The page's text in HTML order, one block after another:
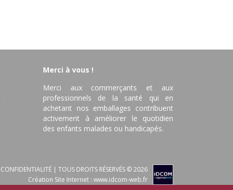
Merci à vous !
Merci aux commerçants et aux
professionnels de la santé qui en
achetant nos emballages contribuent
activement à améliorer le quotidien
des enfants malades ou handicapés.
CONFIDENTIALITÉ | TOUS DROITS RÉSERVÉS © 2026
Création Site Internet : www.idcom-web.fr